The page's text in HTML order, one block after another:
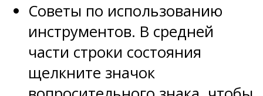
Советы по использованию
инструментов. В средней
части строки состояния
щелкните значок